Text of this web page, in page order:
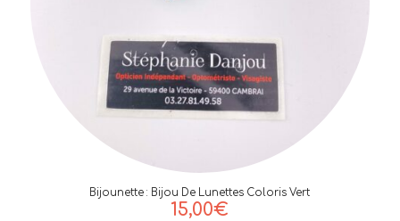
Bijounette : Bijou De Lunettes Coloris Vert
15,00€